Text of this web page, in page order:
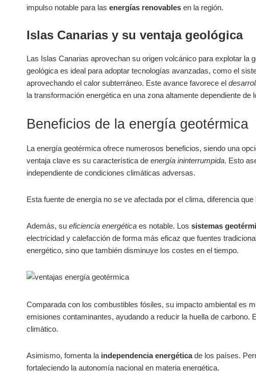
impulso notable para las energías renovables en la región.
Islas Canarias y su ventaja geológica
Las Islas Canarias aprovechan su origen volcánico para explotar la
geológica es ideal para adoptar tecnologías avanzadas, como el
aprovechando el calor subterráneo. Este avance favorece el
la transformación energética en una zona altamente dependiente de
Beneficios de la energía geotérmica
La energía geotérmica ofrece numerosos beneficios, siendo una
ventaja clave es su característica de energía ininterrumpida. Esto
independiente de condiciones climáticas adversas.
Esta fuente de energía no se ve afectada por el clima, diferencia
Además, su eficiencia energética es notable. Los sistemas
electricidad y calefacción de forma más eficaz que fuentes
energético, sino que también disminuye los costes en el tiempo.
Comparada con los combustibles fósiles, su impacto ambiental es
emisiones contaminantes, ayudando a reducir la huella de carbono.
climático.
Asimismo, fomenta la independencia energéticade los países.
fortaleciendo la autonomía nacional en materia energética.